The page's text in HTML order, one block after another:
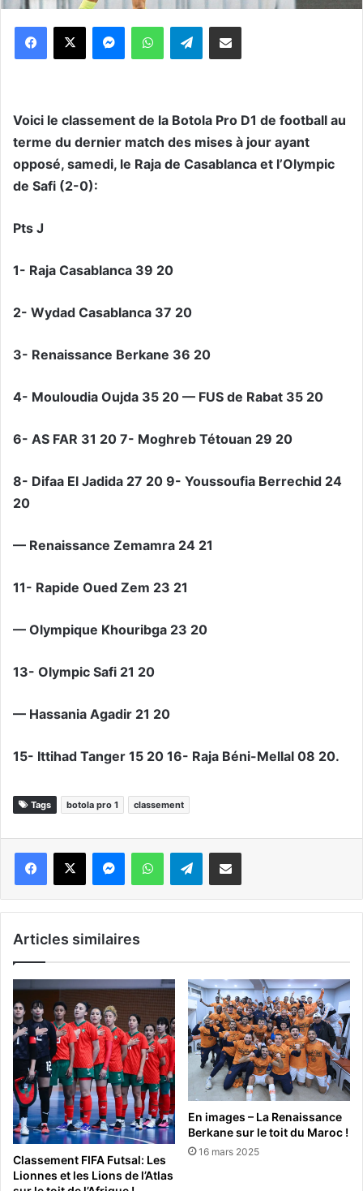
WhatsApp Telegram
Voici le classement de la Botola Pro D1 de football au
terme du dernier match des mises à jour ayant
opposé, samedi, le Raja de Casablanca et l’Olympic
de Safi (2-0):
Pts J
1- Raja Casablanca 39 20
2- Wydad Casablanca 37 20
3- Renaissance Berkane 36 20
4- Mouloudia Oujda 35 20 — FUS de Rabat 35 20
6- AS FAR 31 20 7- Moghreb Tétouan 29 20
8- Difaa El Jadida 27 20 9- Youssoufia Berrechid 24
20
— Renaissance Zemamra 24 21
11- Rapide Oued Zem 23 21
— Olympique Khouribga 23 20
13- Olympic Safi 21 20
— Hassania Agadir 21 20
15- Ittihad Tanger 15 20 16- Raja Béni-Mellal 08 20.
Tags botola pro 1 classement
WhatsApp Telegram
Articles similaires
Classement FIFA Futsal: Les
Lionnes et les Lions de l’Atlas
En images – La Renaissance
Berkane sur le toit du Maroc !
16 mars 2025